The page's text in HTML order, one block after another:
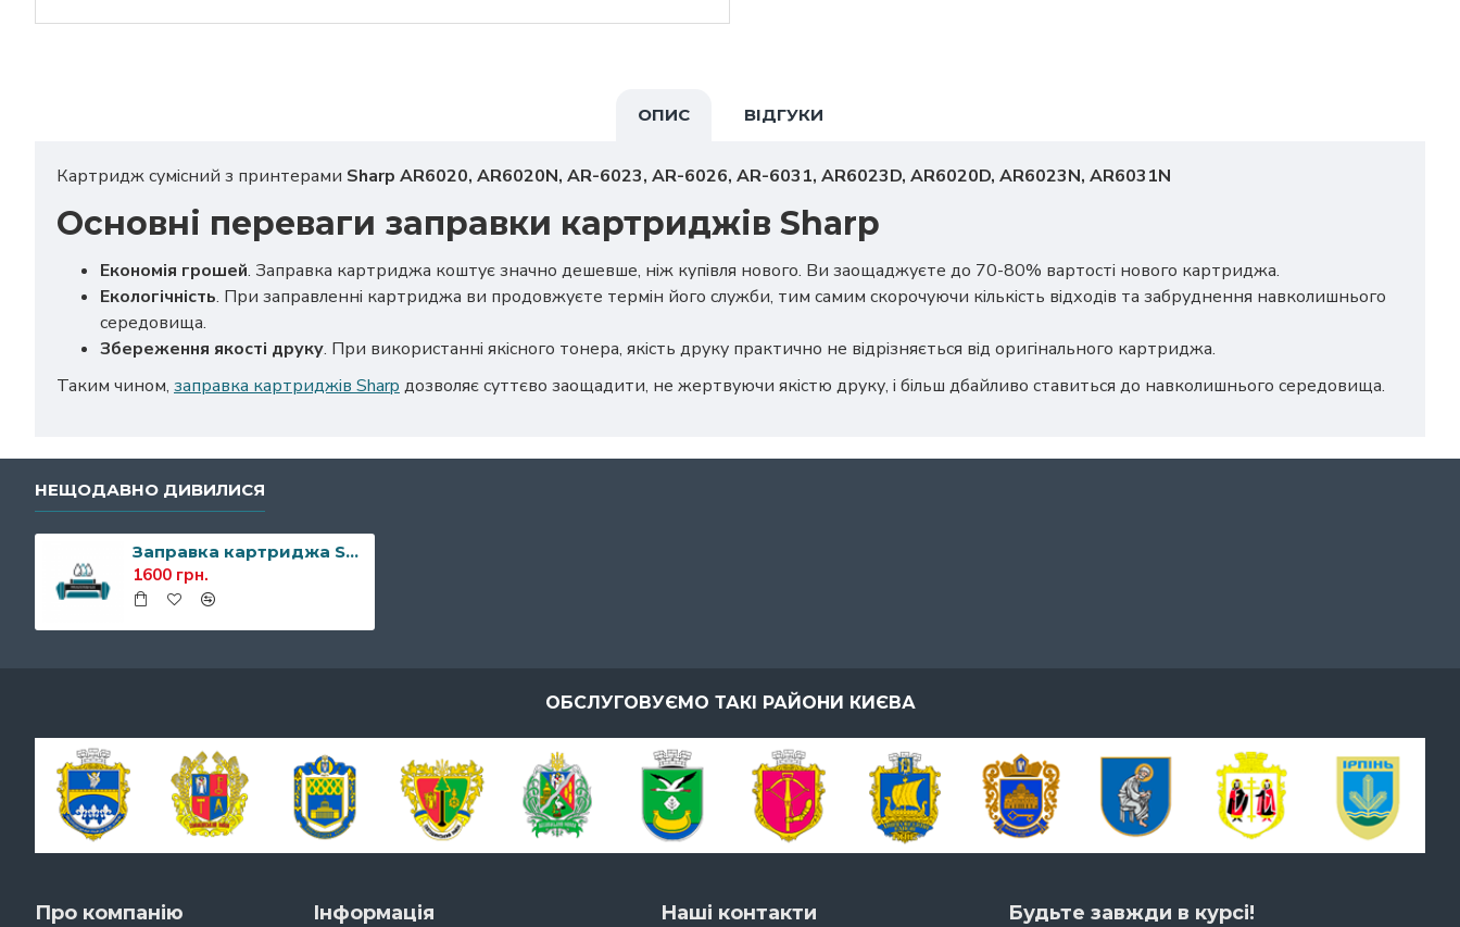
ОПИС ВІДГУКИ
Картридж сумісний з принтерами Sharp AR6020, AR6020N, AR-6023, AR-6026, AR-6031, AR6023D, AR6020D, AR6023N, AR6031N
Основні переваги заправки картриджів Sharp
Економія грошей. Заправка картриджа коштує значно дешевше, ніж купівля нового. Ви заощаджуєте до 70-80% вартості нового картриджа.
Екологічність. При заправленні картриджа ви продовжуєте термін його служби, тим самим скорочуючи кількість відходів та забруднення навколишнього
середовища.
Збереження якості друку. При використанні якісного тонера, якість друку практично не відрізняється від оригінального картриджа.
Таким чином, заправка картриджів Sharp дозволяє суттєво заощадити, не жертвуючи якістю друку, і більш дбайливо ставиться до навколишнього середовища.
НЕЩОДАВНО ДИВИЛИСЯ
Заправка картриджа Sharp MX237GT
1600 грн.
ОБСЛУГОВУЄМО ТАКІ РАЙОНИ КИЄВА
Про компанію Інформація Наші контакти Будьте завжди в курсі!